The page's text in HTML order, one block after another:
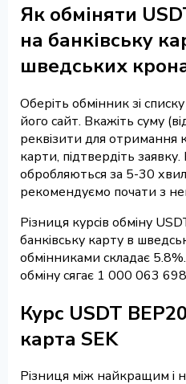
Як обміняти
на банківську
шведських
Оберіть обмінник зі
його сайт. Вкажіть суму
реквізити для отримання
карти, підтвердіть заявку.
обробляються за 5-30
рекомендуємо почати з
Різниця курсів обміну
банківську карту в
обмінниками складає
обміну сягає 1 000 063
Курс USDT
карта SEK
Різниця між найкращим і